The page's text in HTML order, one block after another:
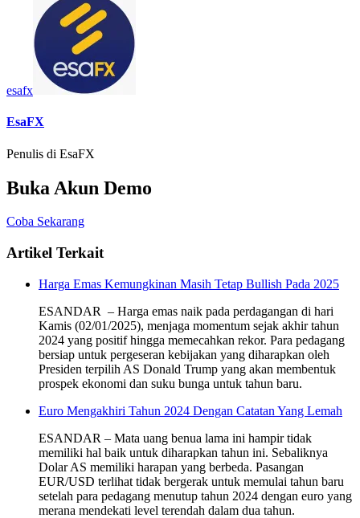
esafx
EsaFX
Penulis di EsaFX
Buka Akun Demo
Coba Sekarang
Artikel Terkait
Harga Emas Kemungkinan Masih Tetap Bullish Pada 2025
ESANDAR – Harga emas naik pada perdagangan di hari
Kamis (02/01/2025), menjaga momentum sejak akhir tahun
2024 yang positif hingga memecahkan rekor. Para pedagang
bersiap untuk pergeseran kebijakan yang diharapkan oleh
Presiden terpilih AS Donald Trump yang akan membentuk
prospek ekonomi dan suku bunga untuk tahun baru.
Euro Mengakhiri Tahun 2024 Dengan Catatan Yang Lemah
ESANDAR – Mata uang benua lama ini hampir tidak
memiliki hal baik untuk diharapkan tahun ini. Sebaliknya
Dolar AS memiliki harapan yang berbeda. Pasangan
EUR/USD terlihat tidak bergerak untuk memulai tahun baru
setelah para pedagang menutup tahun 2024 dengan euro yang
merana mendekati level terendah dalam dua tahun.